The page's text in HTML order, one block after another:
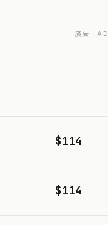
廣告 · AD
$114
$114